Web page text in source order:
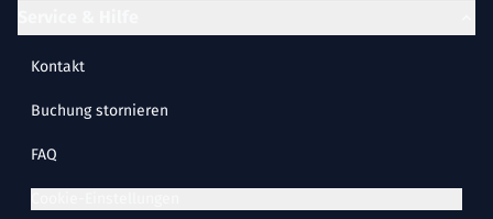
Kontakt
Buchung stornieren
FAQ